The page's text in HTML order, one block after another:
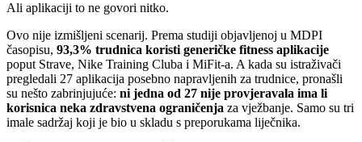
Ali aplikaciji to ne govori nitko.
Ovo nije izmišljeni scenarij. Prema studiji objavljenoj u MDPI
časopisu, 93,3% trudnica koristi generičke fitness aplikacije
poput Strave, Nike Training Cluba i MiFit-a. A kada su istraživači
pregledali 27 aplikacija posebno napravljenih za trudnice, pronašli
su nešto zabrinjujuće: ni jedna od 27 nije provjeravala ima li
korisnica neka zdravstvena ograničenja za vježbanje. Samo su tri
imale sadržaj koji je bio u skladu s preporukama liječnika.